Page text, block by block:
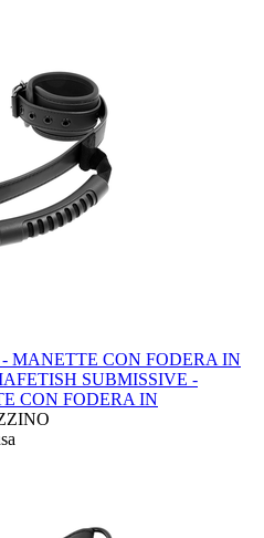
MANETTE CON FODERA IN
FETISH SUBMISSIVE -
CON FODERA IN